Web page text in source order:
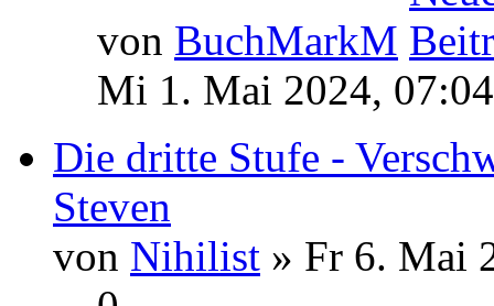
von BuchMarkM
Mi 1. Mai 2024, 07:04
Die dritte Stufe -
Steven
von Nihilist » Fr 6. Mai